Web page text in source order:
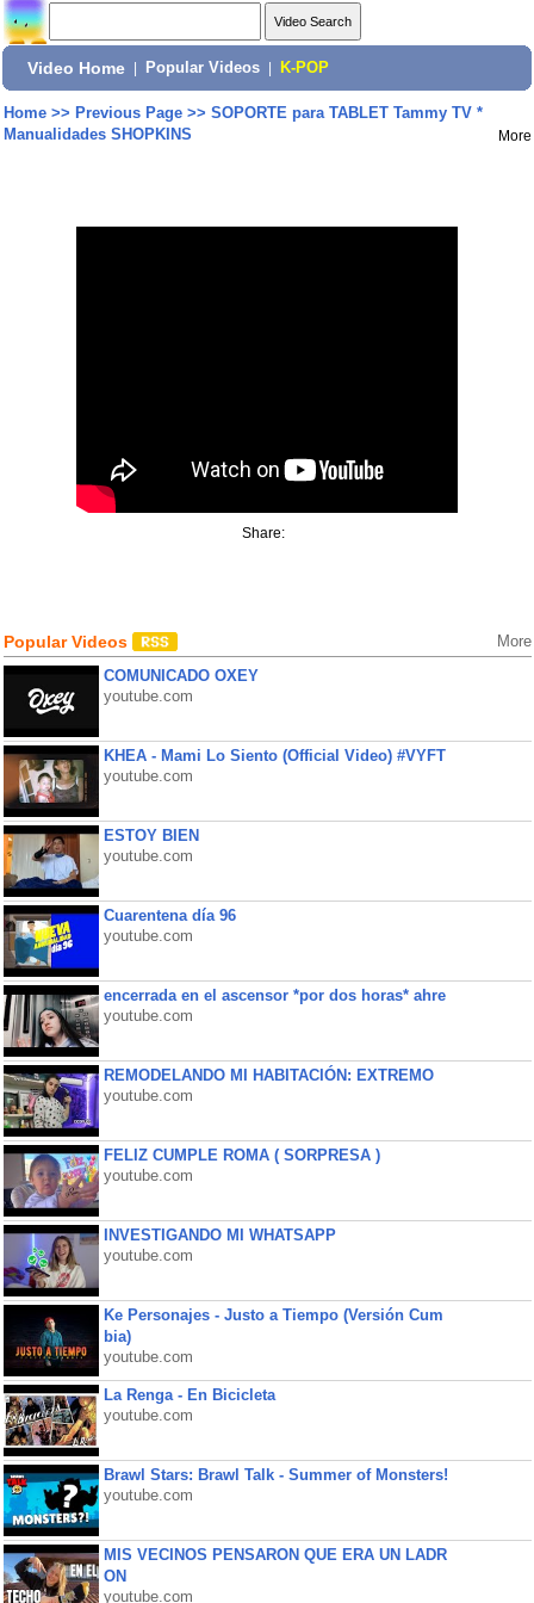
Video Home Popular Videos K-POP
Home>> Previous Page>> SOPORTE para TABLET Tammy TV *
Manualidades SHOPKINS
More
Share:
Popular Videos More
COMUNICADO OXEY
youtube.com
KHEA - Mami Lo Siento (Official Video) #VYFT
youtube.com
ESTOY BIEN
youtube.com
Cuarentena día 96
youtube.com
encerrada en el ascensor *por dos horas* ahre
youtube.com
REMODELANDO MI HABITACIÓN: EXTREMO
youtube.com
FELIZ CUMPLE ROMA ( SORPRESA )
youtube.com
INVESTIGANDO MI WHATSAPP
youtube.com
Ke Personajes - Justo a Tiempo (Versión Cum
bia)
youtube.com
La Renga - En Bicicleta
youtube.com
Brawl Stars: Brawl Talk - Summer of Monsters!
youtube.com
MIS VECINOS PENSARON QUE ERA UN LADR
ON
youtube.com